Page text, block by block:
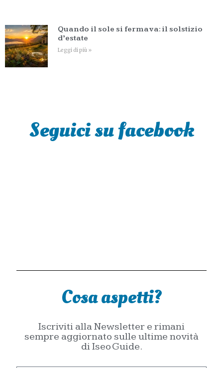
Quando il sole si fermava: il solstizio
d’estate
Leggi di più »
Seguici su facebook
Cosa aspetti?
Iscriviti alla Newsletter e rimani
sempre aggiornato sulle ultime novità
di Iseo Guide.